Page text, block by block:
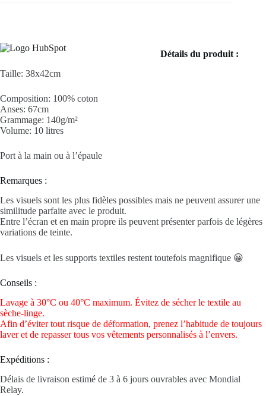
Détails du produit :
Taille: 38x42cm
Composition: 100% coton
Anses: 67cm
Grammage: 140g/m²
Volume: 10 litres
Port à la main ou à l’épaule
Remarques :
Les visuels sont les plus fidèles possibles mais ne peuvent assurer une
similitude parfaite avec le produit.
Entre l’écran et en main propre ils peuvent présenter parfois de légères
variations de teinte.
Les visuels et les supports textiles restent toutefois magnifique 😀
Conseils :
Lavage à 30°C ou 40°C maximum. Évitez de sécher le textile au
sèche-linge.
Afin d’éviter tout risque de déformation, prenez l’habitude de toujours
laver et de repasser tous vos vêtements personnalisés à l’envers.
Expéditions :
Délais de livraison estimé de 3 à 6 jours ouvrables avec Mondial
Relay.